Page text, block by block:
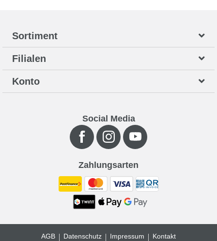
Sortiment
Filialen
Konto
Social Media
Zahlungsarten
AGB Datenschutz Impressum Kontakt